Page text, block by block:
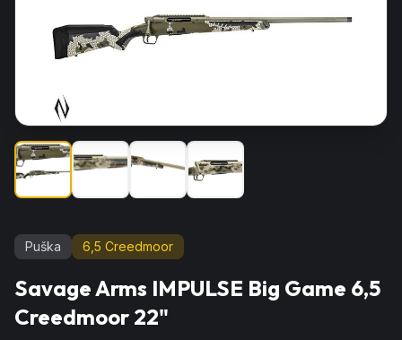
Puška 6,5 Creedmoor
Savage Arms IMPULSE Big Game 6,5
Creedmoor 22"